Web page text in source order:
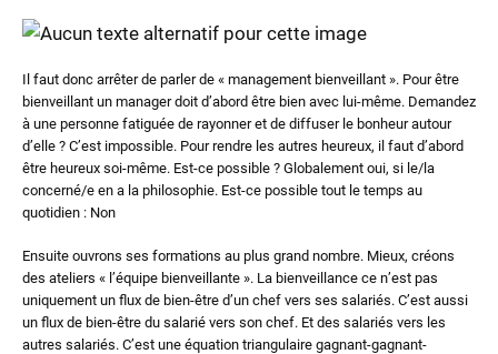
Il faut donc arrêter de parler de « management bienveillant ». Pour être
bienveillant un manager doit d’abord être bien avec lui-même. Demandez
à une personne fatiguée de rayonner et de diffuser le bonheur autour
d’elle ? C’est impossible. Pour rendre les autres heureux, il faut d’abord
être heureux soi-même. Est-ce possible ? Globalement oui, si le/la
concerné/e en a la philosophie. Est-ce possible tout le temps au
quotidien : Non
Ensuite ouvrons ses formations au plus grand nombre. Mieux, créons
des ateliers « l’équipe bienveillante ». La bienveillance ce n’est pas
uniquement un flux de bien-être d’un chef vers ses salariés. C’est aussi
un flux de bien-être du salarié vers son chef. Et des salariés vers les
autres salariés. C’est une équation triangulaire gagnant-gagnant-